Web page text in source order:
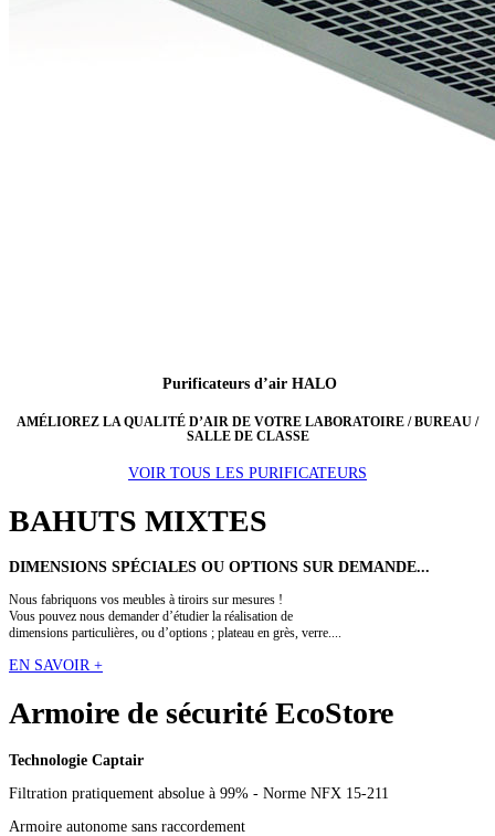
Purificateurs d’air HALO
AMÉLIOREZ LA QUALITÉ D’AIR DE VOTRE LABORATOIRE / BUREAU /
SALLE DE CLASSE
VOIR TOUS LES PURIFICATEURS
BAHUTS MIXTES
DIMENSIONS SPÉCIALES OU OPTIONS SUR DEMANDE...
Nous fabriquons vos meubles à tiroirs sur mesures !
Vous pouvez nous demander d’étudier la réalisation de
dimensions particulières, ou d’options ; plateau en grès, verre....
EN SAVOIR +
Armoire de sécurité EcoStore
Technologie Captair
Filtration pratiquement absolue à 99% - Norme NFX 15-211
Armoire autonome sans raccordement